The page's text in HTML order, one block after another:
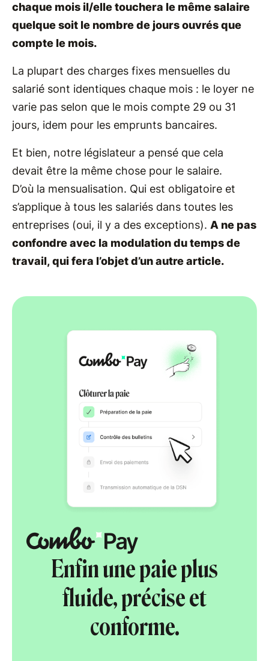
chaque mois il/elle touchera le même salaire
quelque soit le nombre de jours ouvrés que
compte le mois.
La plupart des charges fixes mensuelles du
salarié sont identiques chaque mois : le loyer ne
varie pas selon que le mois compte 29 ou 31
jours, idem pour les emprunts bancaires.
Et bien, notre législateur a pensé que cela
devait être la même chose pour le salaire.
D’où la mensualisation. Qui est obligatoire et
s’applique à tous les salariés dans toutes les
entreprises (oui, il y a des exceptions). A ne pas
confondre avec la modulation du temps de
travail, qui fera l’objet d’un autre article.
Enfin une paie plus
fluide, précise et
conforme.